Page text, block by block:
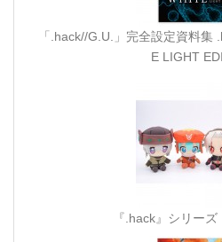
「.hack//G.U.」完全設定資料
E LIGHT
『.hack』シリー